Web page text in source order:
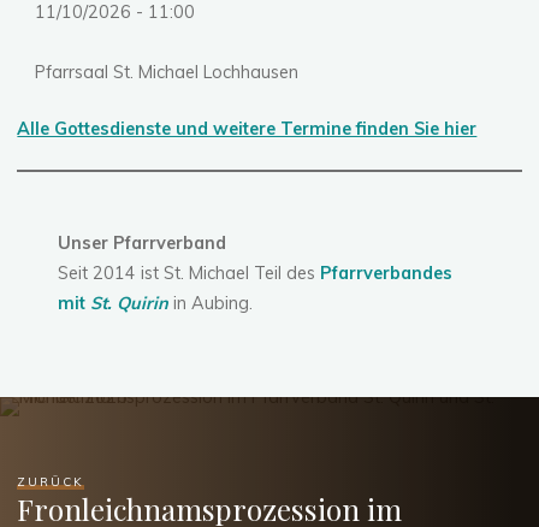
11/10/2026 - 11:00
Pfarrsaal St. Michael Lochhausen
Alle Gottesdienste und weitere Termine finden Sie hier
Unser Pfarrverband
Seit 2014 ist St. Michael Teil des Pfarrverbandes
mit St. Quirinin Aubing.
ZURÜCK
Fronleichnamsprozession im